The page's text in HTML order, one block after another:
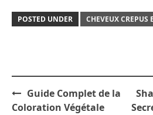
POSTED UNDER CHEVEUX CREPUS
PostGuide Complet de la
Coloration Végétale